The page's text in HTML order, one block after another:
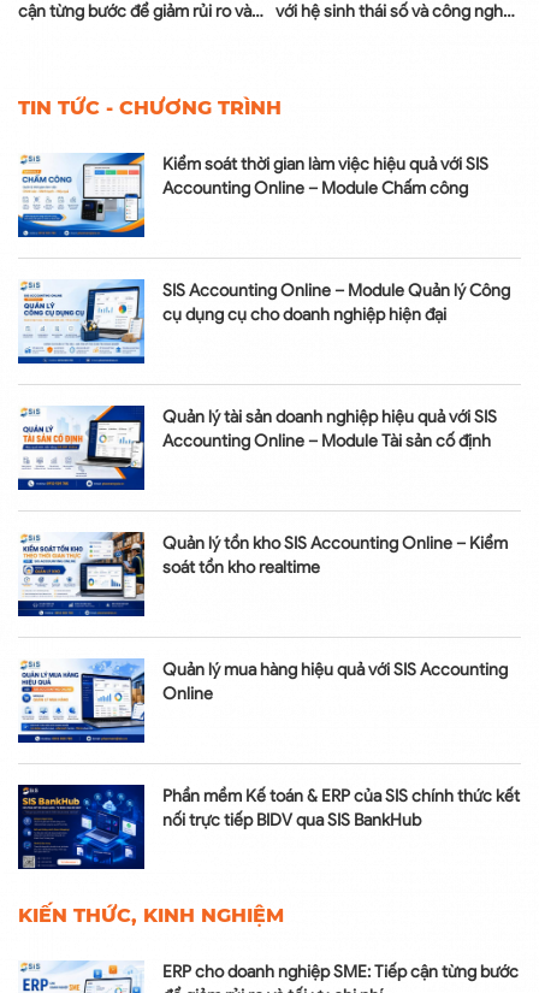
TIN TỨC - CHƯƠNG TRÌNH
Kiểm soát thời gian làm việc hiệu quả với SIS
Accounting Online – Module Chấm công
SIS Accounting Online – Module Quản lý Công
cụ dụng cụ cho doanh nghiệp hiện đại
Quản lý tài sản doanh nghiệp hiệu quả với SIS
Accounting Online – Module Tài sản cố định
Quản lý tồn kho SIS Accounting Online – Kiểm
soát tồn kho realtime
Quản lý mua hàng hiệu quả với SIS Accounting
Online
Phần mềm Kế toán & ERP của SIS chính thức kết
nối trực tiếp BIDV qua SIS BankHub
KIẾN THỨC, KINH NGHIỆM
ERP cho doanh nghiệp SME: Tiếp cận từng bước
cận từng bước để giảm rủi ro và
với hệ sinh thái số và công nghệ